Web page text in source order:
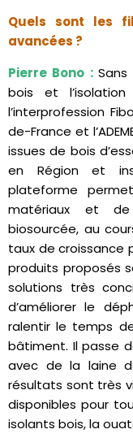
Quels sont les
avancées ?
Pierre Bono :
bois et l’isolation
l’interprofession
de-France et
issues de bois
en Région et
plateforme
matériaux et de
biosourcée, au
taux de croissance
produits proposés
solutions très
d’améliorer le
ralentir le temps
bâtiment. Il passe
avec de la laine
résultats sont très
disponibles pour
isolants bois, la